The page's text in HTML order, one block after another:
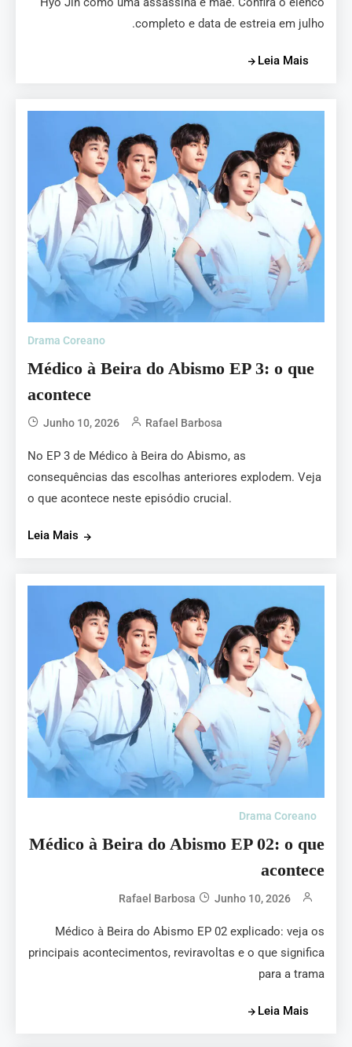
completo e data de estreia em julho.
Leia Mais
Drama Coreano
Médico à Beira do Abismo EP 3: o que
acontece
Junho 10, 2026 Rafael Barbosa
No EP 3 de Médico à Beira do Abismo, as
consequências das escolhas anteriores explodem. Veja
o que acontece neste episódio crucial.
Leia Mais
Drama Coreano
Médico à Beira do Abismo EP 02: o que
acontece
Junho 10, 2026
Rafael Barbosa
Médico à Beira do Abismo EP 02 explicado: veja os
principais acontecimentos, reviravoltas e o que significa
para a trama
Leia Mais